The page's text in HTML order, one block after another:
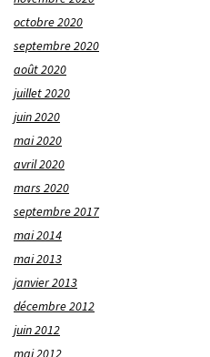
octobre 2020
septembre 2020
août 2020
juillet 2020
juin 2020
mai 2020
avril 2020
mars 2020
septembre 2017
mai 2014
mai 2013
janvier 2013
décembre 2012
juin 2012
mai 2012